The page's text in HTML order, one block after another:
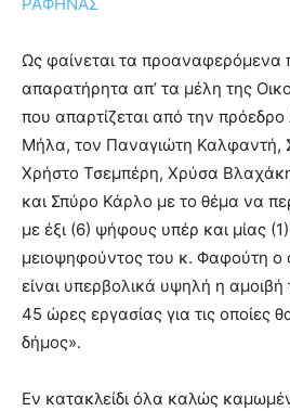
Ως φαίνεται τα προαναφερόμενα
απαρατήρητα απ’ τα μέλη της
που απαρτίζεται από την
Μήλα, τον Παναγιώτη Καλφαντή,
Χρήστο Τσεμπέρη, Χρύσα
και Σπύρο Κάρλο με το θέμα να
με έξι (6) ψήφους υπέρ και μίας
μειοψηφούντος του κ. Φαφούτη ο
είναι υπερβολικά υψηλή η αμοιβή
45 ώρες εργασίας για τις οποίες
δήμος».
Εν κατακλείδι όλα καλώς